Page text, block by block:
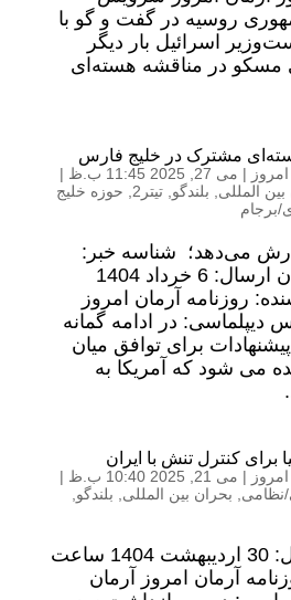
روسیه در گفت و گو با
اسرائیل بار دیگر
مسکو در مناقشه هسته‌ای
مشترک در خلیج فارس
| می 27, 2025 11:45 ب.ظ
|
المللی بلندگو تیتر2
حوزه خلیج
برجام
می‌دهد؛ شناسه خبر:
91365 تاریخ و زمان ارسال: 6 خرداد 1404
نویسنده: روزنامه آرمان امروز
دیپلماسی: در ادامه گمانه
برای توافق میان
می شود که آمریکا به
برای کنترل تنش با ایران
| می 21, 2025 10:40 ب.ظ
|
نظامی بحران بین المللی بلندگو
تاریخ و زمان ارسال: 30 اردیبهشت 1404 ساعت
آرمان امروز آرمان